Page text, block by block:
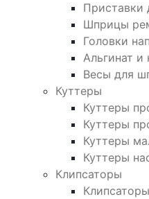
Приставки
Шприцы
Головки
Альгинат и
Весы для
Куттеры
Куттеры
Куттеры
Куттеры
Куттеры
Клипсаторы